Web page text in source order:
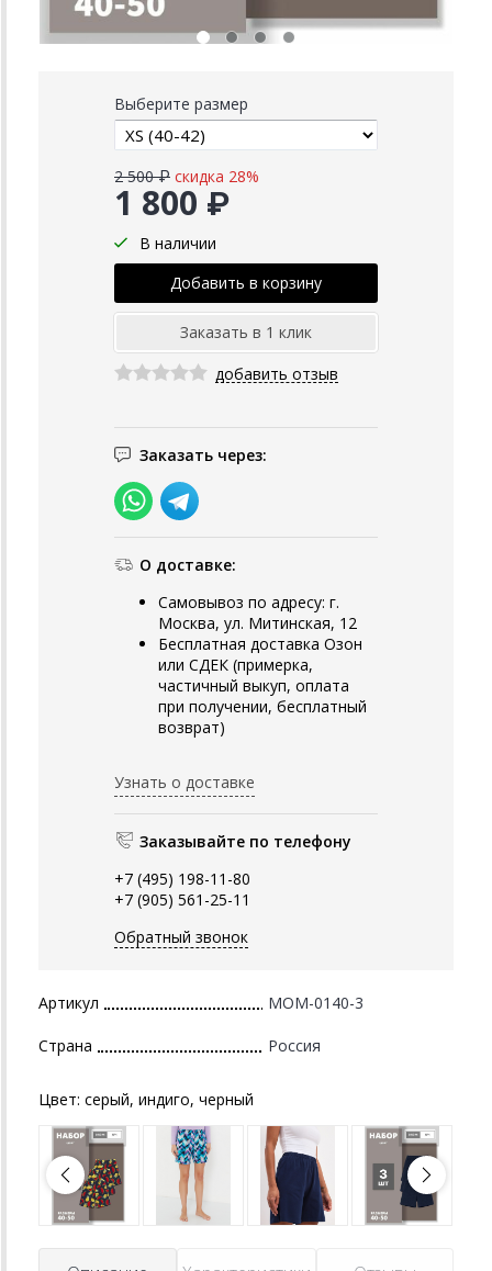
Выберите размер
1 800 ₽
2 500 ₽ скидка 28%
В наличии
добавить отзыв
Заказать через:
О доставке:
Самовывоз по адресу: г.
Москва, ул. Митинская, 12
Бесплатная доставка Озон
или СДЕК (примерка,
частичный выкуп, оплата
при получении, бесплатный
возврат)
Узнать о доставке
Заказывайте по телефону
+7 (495) 198-11-80
+7 (905) 561-25-11
Обратный звонок
Артикул MOM-0140-3
Страна Россия
Цвет: серый, индиго, черный